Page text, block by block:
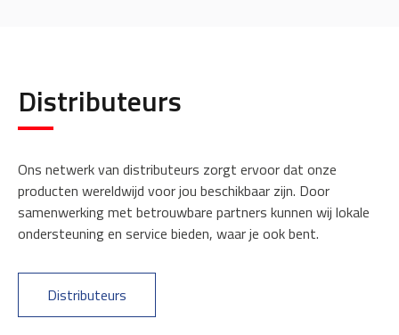
Distributeurs
Ons netwerk van distributeurs zorgt ervoor dat onze
producten wereldwijd voor jou beschikbaar zijn. Door
samenwerking met betrouwbare partners kunnen wij lokale
ondersteuning en service bieden, waar je ook bent.
Distributeurs